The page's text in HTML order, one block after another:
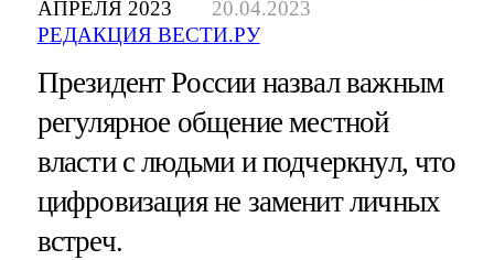
АПРЕЛЯ 2023
20.04.2023
РЕДАКЦИЯ ВЕСТИ.РУ
Президент России назвал важным
регулярное общение местной
власти с людьми и подчеркнул, что
цифровизация не заменит личных
встреч.